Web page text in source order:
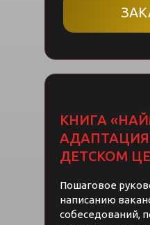
КНИГА
ДЕТСКОМ
Пошаговое
написанию
собеседований,